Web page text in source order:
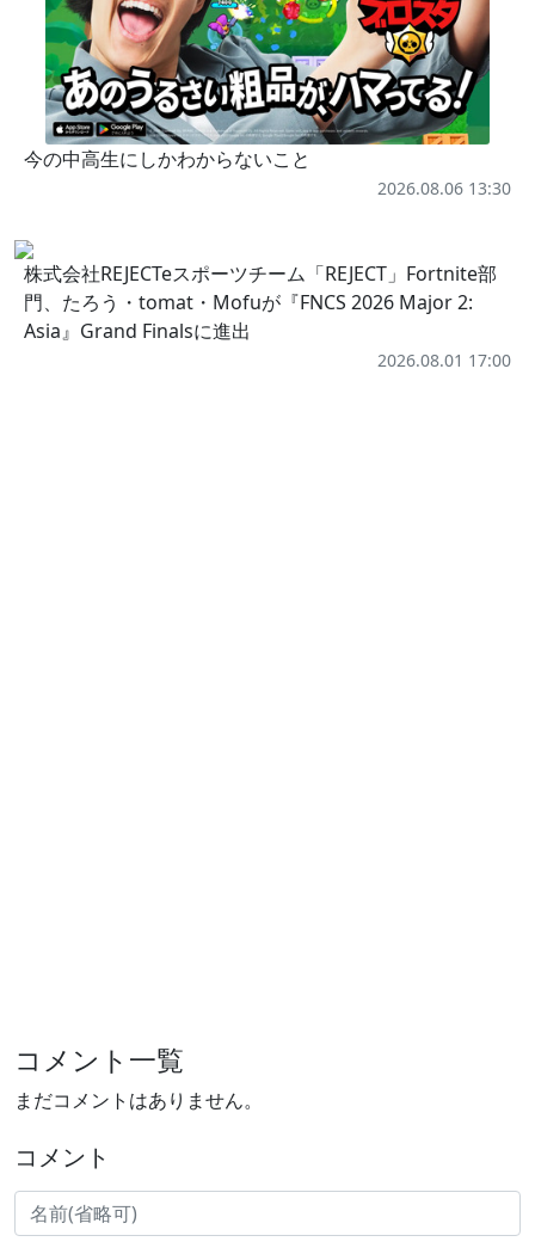
今の中高生にしかわからないこと
2026.08.06 13:30
株式会社REJECTeスポーツチーム「REJECT」Fortnite部
門、たろう・tomat・Mofuが『FNCS 2026 Major 2:
Asia』Grand Finalsに進出
2026.08.01 17:00
コメント一覧
まだコメントはありません。
コメント